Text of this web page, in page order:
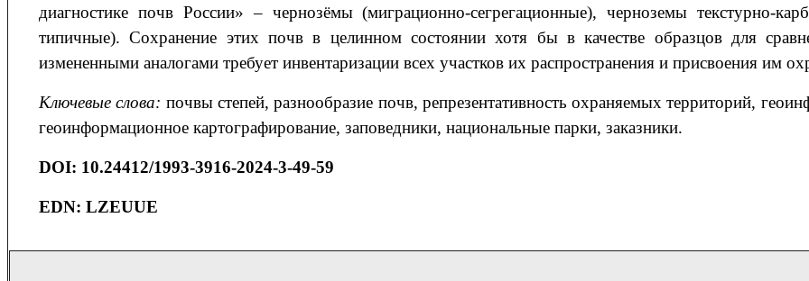
диагностике почв России» – чернозёмы (миграционно-сегрегационные), черноземы текстурно-
типичные). Сохранение этих почв в целинном состоянии хотя бы в качестве образцов для
измененными аналогами требует инвентаризации всех участков их распространения и присвоения им
Ключевые слова: почвы степей, разнообразие почв, репрезентативность охраняемых территорий,
геоинформационное картографирование, заповедники, национальные парки, заказники.
DOI: 10.24412/1993-3916-2024-3-49-59
EDN: LZEUUE